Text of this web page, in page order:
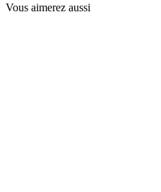
Vous aimerez aussi